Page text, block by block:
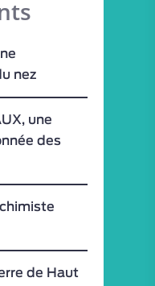
nez
une
des
de Haut